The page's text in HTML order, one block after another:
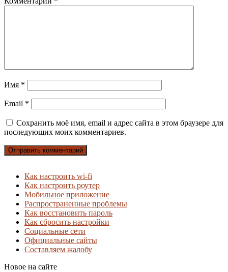
Имя *
Email *
Сохранить моё имя, email и адрес сайта в этом браузере для
последующих моих комментариев.
Как настроить wi-fi
Как настроить роутер
Мобильное приложение
Распространенные проблемы
Как восстановить пароль
Как сбросить настройки
Социальные сети
Официальные сайты
Составляем жалобу
Новое на сайте